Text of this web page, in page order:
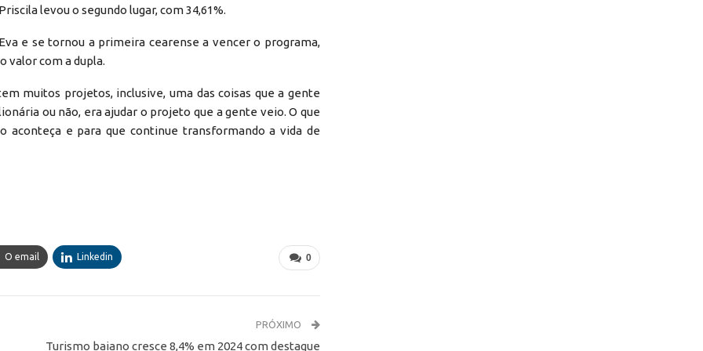
levou o segundo lugar, com 34,61%.
e se tornou a primeira cearense a vencer o programa,
valor com a dupla.
muitos projetos, inclusive, uma das coisas que a gente
ou não, era ajudar o projeto que a gente veio. O que
aconteça e para que continue transformando a vida de
0
O email Linkedin
PRÓXIMO
Turismo baiano cresce 8,4% em 2024 com destaque